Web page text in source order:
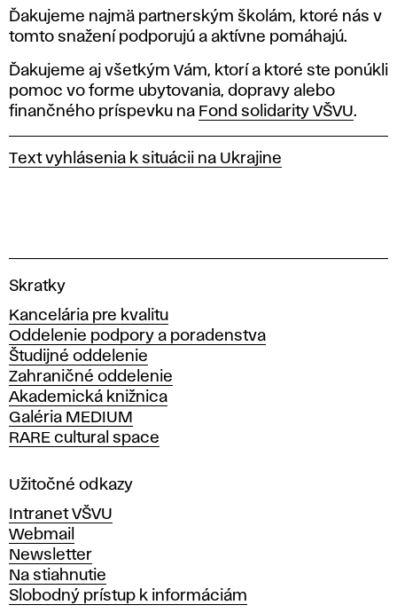
Ďakujeme najmä partnerským školám, ktoré nás v
tomto snažení podporujú a aktívne pomáhajú.
Ďakujeme aj všetkým Vám, ktorí a ktoré ste ponúkli
pomoc vo forme ubytovania, dopravy alebo
finančného príspevku na Fond solidarity VŠVU.
Text vyhlásenia k situácii na Ukrajine
V
s
o
k
á
š
k
o
a
ý
t
v
a
r
Skratky
Kancelária pre kvalitu
Oddelenie podpory a poradenstva
Študijné oddelenie
Zahraničné oddelenie
Akademická knižnica
Galéria MEDIUM
RARE cultural space
Užitočné odkazy
Intranet VŠVU
Webmail
Newsletter
Na stiahnutie
Slobodný prístup k informáciám